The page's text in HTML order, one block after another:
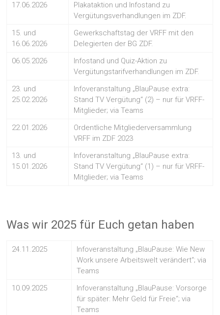
17.06.2026
Plakataktion und Infostand zu
Vergütungsverhandlungen im ZDF.
15. und
16.06.2026
Gewerkschaftstag der VRFF mit den
Delegierten der BG ZDF.
06.05.2026
Infostand und Quiz-Aktion zu
Vergütungstarifverhandlungen im ZDF.
23. und
25.02.2026
Infoveranstaltung „BlauPause extra:
Stand TV Vergütung“ (2) – nur für VRFF-
Mitglieder; via Teams
22.01.2026
Ordentliche Mitgliederversammlung
VRFF im ZDF 2023
13. und
15.01.2026
Infoveranstaltung „BlauPause extra:
Stand TV Vergütung“ (1) – nur für VRFF-
Mitglieder; via Teams
Was wir 2025 für Euch getan haben
24.11.2025
Infoveranstaltung „BlauPause: Wie New
Work unsere Arbeitswelt verändert“; via
Teams
10.09.2025
Infoveranstaltung „BlauPause: Vorsorge
für später: Mehr Geld für Freie“; via
Teams